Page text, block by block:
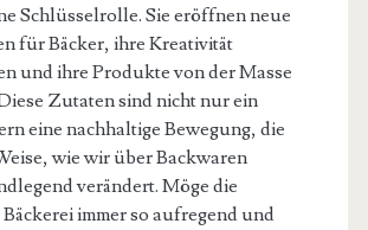
Schlüsselrolle. Sie eröffnen neue
für Bäcker, ihre Kreativität
und ihre Produkte von der Masse
Zutaten sind nicht nur ein
eine nachhaltige Bewegung, die
wie wir über Backwaren
verändert. Möge die
immer so aufregend und